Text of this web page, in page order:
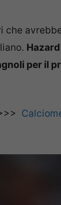
che
per il